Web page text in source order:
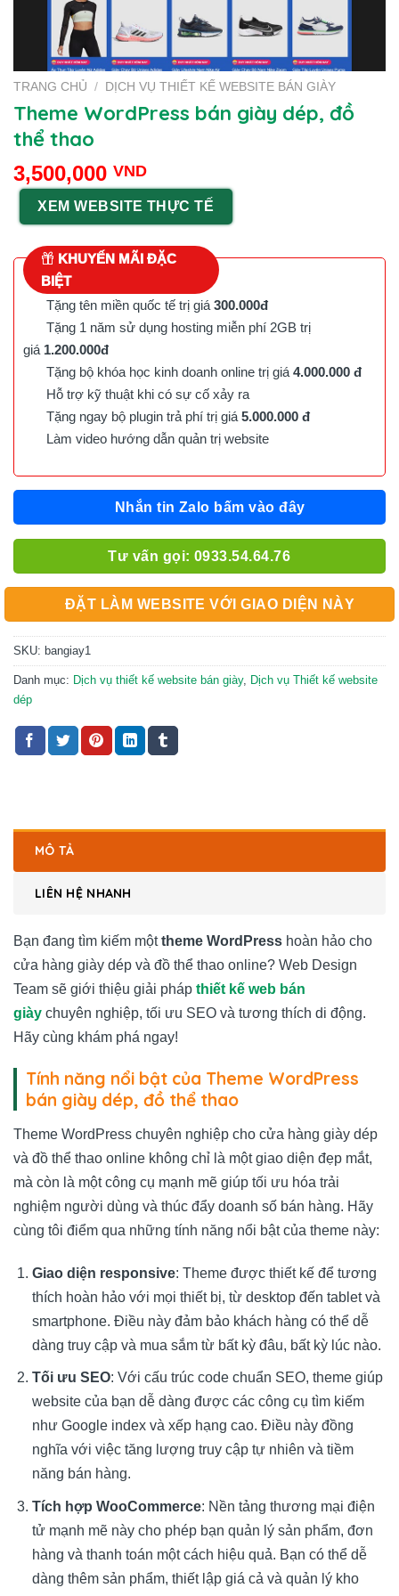
TRANG CHỦ / DỊCH VỤ THIẾT KẾ WEBSITE BÁN GIÀY
Theme WordPress bán giày dép, đồ
thể thao
3,500,000 VND
XEM WEBSITE THỰC TẾ
KHUYẾN MÃI ĐẶC
BIỆT
Tặng tên miền quốc tế trị giá 300.000đ
Tặng 1 năm sử dụng hosting miễn phí 2GB trị
giá 1.200.000đ
Tặng bộ khóa học kinh doanh online trị giá 4.000.000 đ
Hỗ trợ kỹ thuật khi có sự cố xảy ra
Tặng ngay bộ plugin trả phí trị giá 5.000.000 đ
Làm video hướng dẫn quản trị website
Nhắn tin Zalo bấm vào đây
Tư vấn gọi: 0933.54.64.76
ĐẶT LÀM WEBSITE VỚI GIAO DIỆN NÀY
SKU: bangiay1
Danh mục: Dịch vụ thiết kế website bán giày, Dịch vụ Thiết kế website
dép
MÔ TẢ
LIÊN HỆ NHANH
Bạn đang tìm kiếm mộttheme WordPress hoàn hảo cho
cửa hàng giày dép và đồ thể thao online? Web Design
Team sẽ giới thiệu giải pháp thiết kế web bán
giày chuyên nghiệp, tối ưu SEO và tương thích di động.
Hãy cùng khám phá ngay!
Tính năng nổi bật của Theme WordPress
bán giày dép, đồ thể thao
Theme WordPress chuyên nghiệp cho cửa hàng giày dép
và đồ thể thao online không chỉ là một giao diện đẹp mắt,
mà còn là một công cụ mạnh mẽ giúp tối ưu hóa trải
nghiệm người dùng và thúc đẩy doanh số bán hàng. Hãy
cùng tôi điểm qua những tính năng nổi bật của theme này:
Giao diện responsive: Theme được thiết kế để tương
thích hoàn hảo với mọi thiết bị, từ desktop đến tablet và
smartphone. Điều này đảm bảo khách hàng có thể dễ
dàng truy cập và mua sắm từ bất kỳ đâu, bất kỳ lúc nào.
Tối ưu SEO: Với cấu trúc code chuẩn SEO, theme giúp
website của bạn dễ dàng được các công cụ tìm kiếm
như Google index và xếp hạng cao. Điều này đồng
nghĩa với việc tăng lượng truy cập tự nhiên và tiềm
năng bán hàng.
Tích hợp WooCommerce: Nền tảng thương mại điện
tử mạnh mẽ này cho phép bạn quản lý sản phẩm, đơn
hàng và thanh toán một cách hiệu quả. Bạn có thể dễ
dàng thêm sản phẩm, thiết lập giá cả và quản lý kho